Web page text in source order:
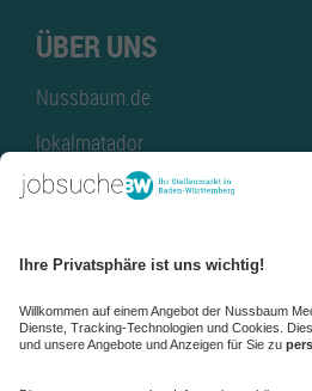
ÜBER UNS
Nussbaum.de
lokalmatador
kaufinBW
NussbaumID
Nussbaum Medien